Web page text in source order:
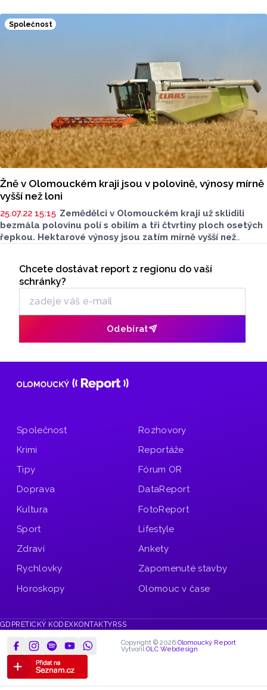
hektarovém výnosu 6,69 tuny.
Společnost
Žně v Olomouckém kraji jsou v polovině, výnosy mírně
vyšší než loni
25.07.22 15:15 Zemědělci v Olomouckém kraji už sklidili
bezmála polovinu polí s obilím a tři čtvrtiny ploch osetých
řepkou. Hektarové výnosy jsou zatím mírně vyšší než
Odběr newsletteru
Chcete dostávat report z regionu do vaší
schránky?
Odebírat
Společnost
Krimi
Tipy
Doprava
Kultura
Sport
Zdraví
Rychlovky
Horoskopy
Rozhovory
Reportáže
Fórum OR
DataReport
FotoReport
Lifestyle
Ankety
Zapomenuté stavby
Olomouc v čase
GDPR ETICKÝ KODEX KONTAKTY RSS
Copyright © 2026 Olomoucký Report
VytvořilOLC Webdesign